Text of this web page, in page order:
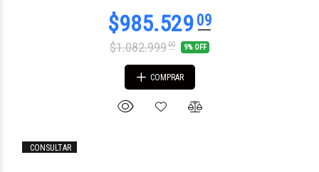
$1.082.99900 9% OFF
COMPRAR
CONSULTAR